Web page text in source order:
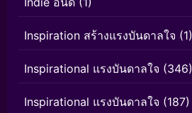
Inspiration สร้างแรงบันดาลใจ (1)
Inspirational แรงบันดาลใจ (346)
Inspirational แรงบันดาลใจ (187)